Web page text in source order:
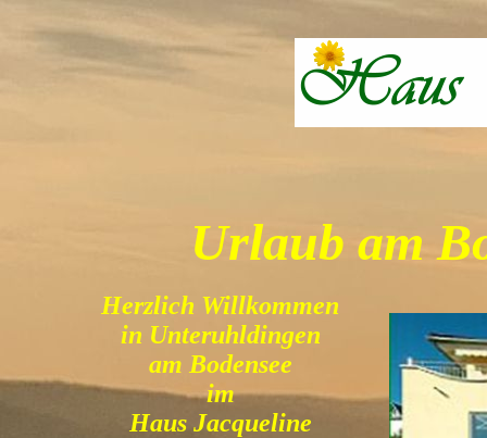
Urlaub am
Herzlich Willkommen
in Unteruhldingen
am Bodensee
im
Haus Jacqueline